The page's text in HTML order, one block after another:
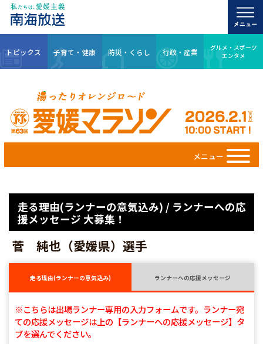
トピックス 子育て・健康 防災・くらし 行政・産業
グルメ・スポーツ
エンタメ
メニュー
走る理由(ランナーの意気込み) / ランナーへの応
援メッセージ 大募集！
菅 純也（愛媛県）選手
走る理由(ランナーの意気込み) ランナーへの応援メッセージ
※こちらは出場ランナー専用の入力フォームです。ランナー宛
ての応援メッセージは上の【ランナーへの応援メッセージ】タ
ブを選んでください。